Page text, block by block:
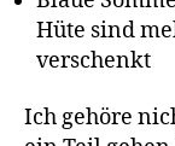
Hüte sind
verschenkt
Ich gehöre